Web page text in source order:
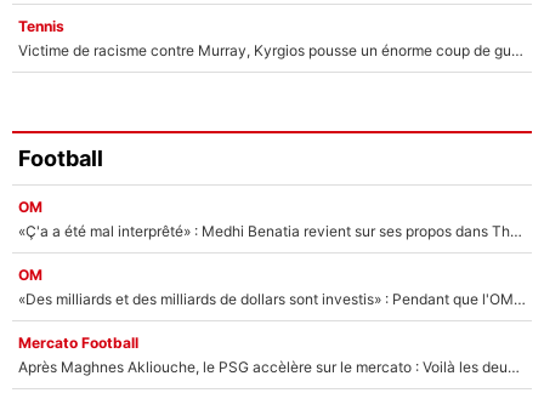
Tennis
Victime de racisme contre Murray, Kyrgios pousse un énorme coup de gueule !
Football
OM
«Ç'a a été mal interprêté» : Medhi Benatia revient sur ses propos dans The Bridge et précise ses conditions pour rejoindre le PSG !
OM
«Des milliards et des milliards de dollars sont investis» : Pendant que l'OM est en pleine crise financière, Frank McCourt lance un nouveau projet à 260M€ !
Mercato Football
Après Maghnes Akliouche, le PSG accèlère sur le mercato : Voilà les deux nouvelles recrues qui vont signer la semaine prochaine ?